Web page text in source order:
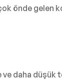
önde gelen
daha